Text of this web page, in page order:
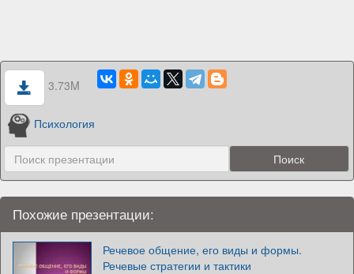
3.73M
Психология
Похожие презентации:
Речевое общение, его виды и формы.
Речевые стратегии и тактики